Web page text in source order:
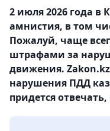
2 июля 2026 года в
амнистия, в том
Пожалуй, чаще
штрафами за
движения. Zakon.kz
нарушения ПДД
придется